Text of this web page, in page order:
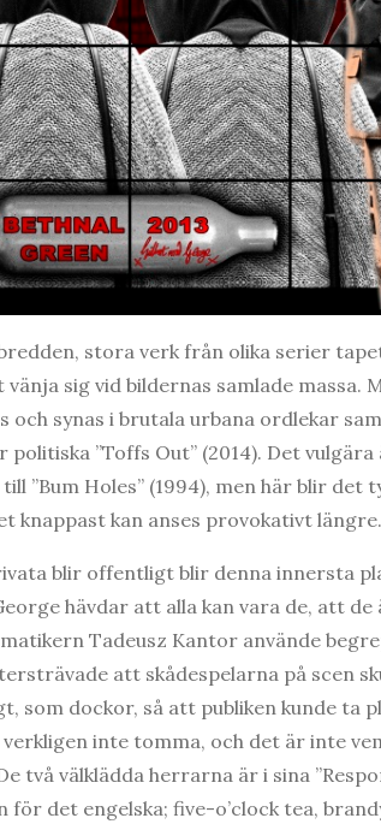
stora verk från olika serier
sig vid bildernas samlade massa.
och synas i brutala urbana ordlekar
politiska ”Toffs Out” (2014). Det
”Bum Holes” (1994), men här blir
knappast kan anses provokativt längre.
blir offentligt blir denna innersta
hävdar att alla kan vara de, att
Tadeusz Kantor använde
att skådespelarna på scen
som dockor, så att publiken kunde ta
inte tomma, och det är inte
två välklädda herrarna är i sina
för det engelska; five-o’clock tea,